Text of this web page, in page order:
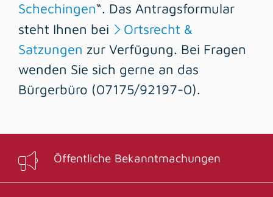
Schechingen“. Das Antragsformular
steht Ihnen bei
Ortsrecht &
Satzungen zur Verfügung. Bei Fragen
wenden Sie sich gerne an das
Bürgerbüro (07175/92197-0).
Öffentliche Bekanntmachungen